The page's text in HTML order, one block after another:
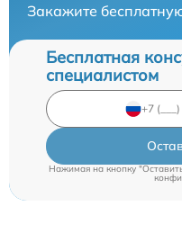
Закажите
Бесплатная
специалистом
Нажимая на кнопку